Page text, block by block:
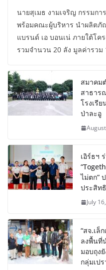
นายสุเมธ งามเจริญ กรรมก
พร้อมคณะผู้บริหาร นำผลิตภั
แบรนด์ เอ บอนเน่ ภายใต้โค
รวมจำนวน 20 ลัง มูลค่ารวม
สมาคม
สาธาร
โรงเรี
ป่าละอู
เอิร์ธฯ
ไม่ตก”
ประสิท
July
“สจ.เล็
ลงพื้นที่
มอบถุง
กลุ่มเป